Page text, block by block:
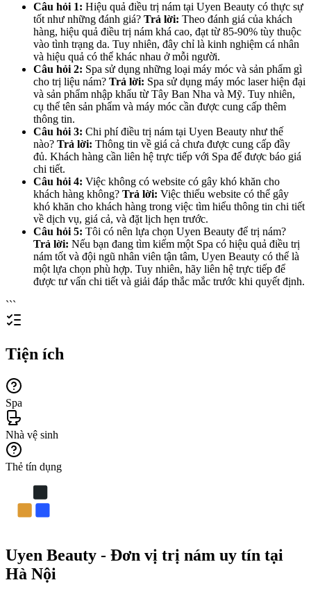
Câu hỏi 1: Hiệu quả điều trị nám tại Uyen Beauty có thực sự
tốt như những đánh giá? Trả lời: Theo đánh giá của khách
hàng, hiệu quả điều trị nám khá cao, đạt từ 85-90% tùy thuộc
vào tình trạng da. Tuy nhiên, đây chỉ là kinh nghiệm cá nhân
và hiệu quả có thể khác nhau ở mỗi người.
Câu hỏi 2: Spa sử dụng những loại máy móc và sản phẩm gì
cho trị liệu nám? Trả lời: Spa sử dụng máy móc laser hiện đại
và sản phẩm nhập khẩu từ Tây Ban Nha và Mỹ. Tuy nhiên,
cụ thể tên sản phẩm và máy móc cần được cung cấp thêm
thông tin.
Câu hỏi 3: Chi phí điều trị nám tại Uyen Beauty như thế
nào? Trả lời: Thông tin về giá cả chưa được cung cấp đầy
đủ. Khách hàng cần liên hệ trực tiếp với Spa để được báo giá
chi tiết.
Câu hỏi 4: Việc không có website có gây khó khăn cho
khách hàng không? Trả lời: Việc thiếu website có thể gây
khó khăn cho khách hàng trong việc tìm hiểu thông tin chi tiết
về dịch vụ, giá cả, và đặt lịch hẹn trước.
Câu hỏi 5: Tôi có nên lựa chọn Uyen Beauty để trị nám?
Trả lời: Nếu bạn đang tìm kiếm một Spa có hiệu quả điều trị
nám tốt và đội ngũ nhân viên tận tâm, Uyen Beauty có thể là
một lựa chọn phù hợp. Tuy nhiên, hãy liên hệ trực tiếp để
được tư vấn chi tiết và giải đáp thắc mắc trước khi quyết định.
```
Tiện ích
Spa
Nhà vệ sinh
Thẻ tín dụng
Uyen Beauty - Đơn vị trị nám uy tín tại
Hà Nội